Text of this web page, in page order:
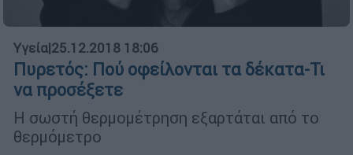
Υγεία|25.12.2018 18:06
Πυρετός: Πού οφείλονται τα δέκατα-Τι
να προσέξετε
Η σωστή θερμομέτρηση εξαρτάται από το
θερμόμετρο